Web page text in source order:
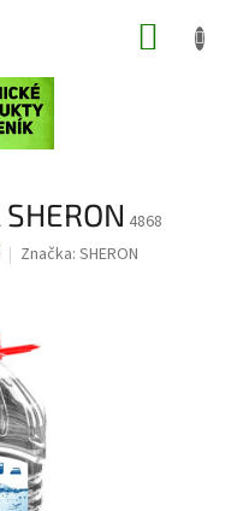
4868
Značka: SHERON